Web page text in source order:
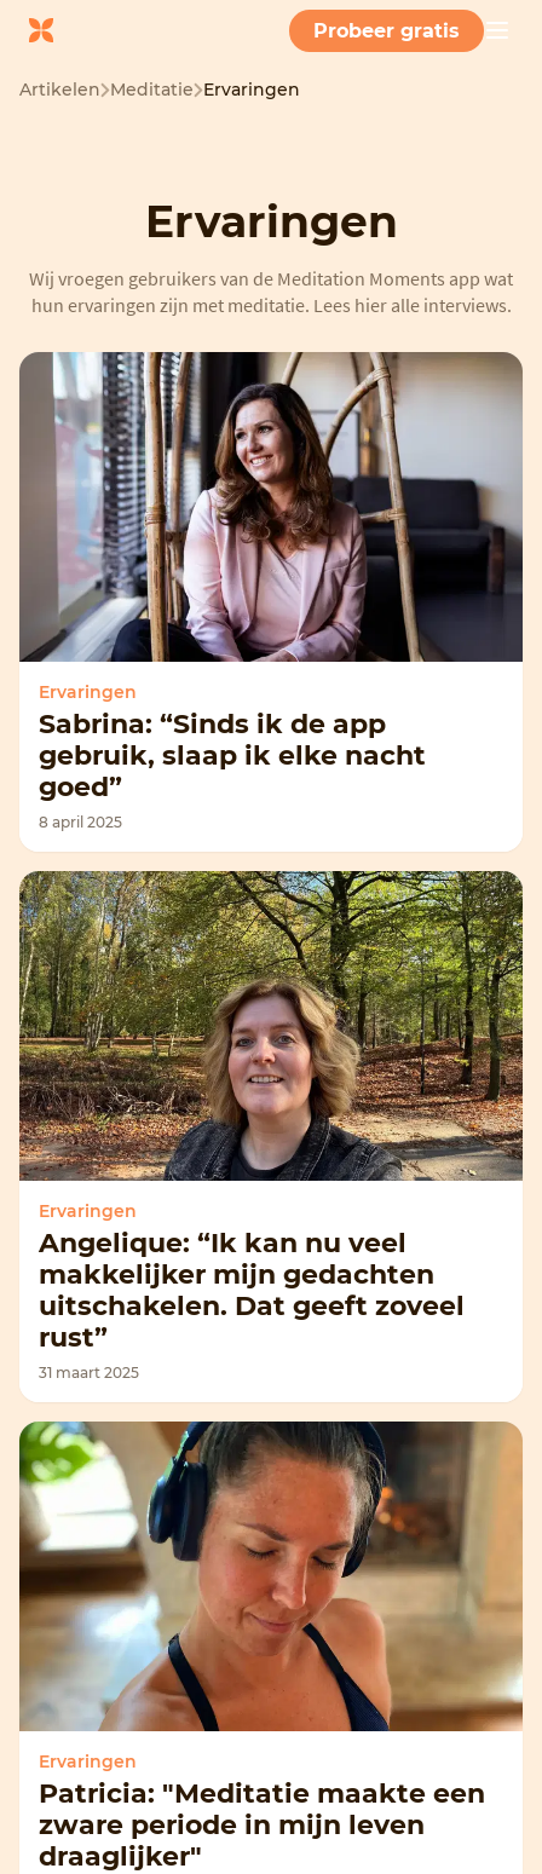
Probeer gratis
Artikelen Meditatie Ervaringen
Ervaringen
Wij vroegen gebruikers van de Meditation Moments app wat
hun ervaringen zijn met meditatie. Lees hier alle interviews.
Ervaringen
Sabrina: “Sinds ik de app
gebruik, slaap ik elke nacht
goed”
8 april 2025
Ervaringen
Angelique: “Ik kan nu veel
makkelijker mijn gedachten
uitschakelen. Dat geeft zoveel
rust”
31 maart 2025
Ervaringen
Patricia: "Meditatie maakte een
zware periode in mijn leven
draaglijker"